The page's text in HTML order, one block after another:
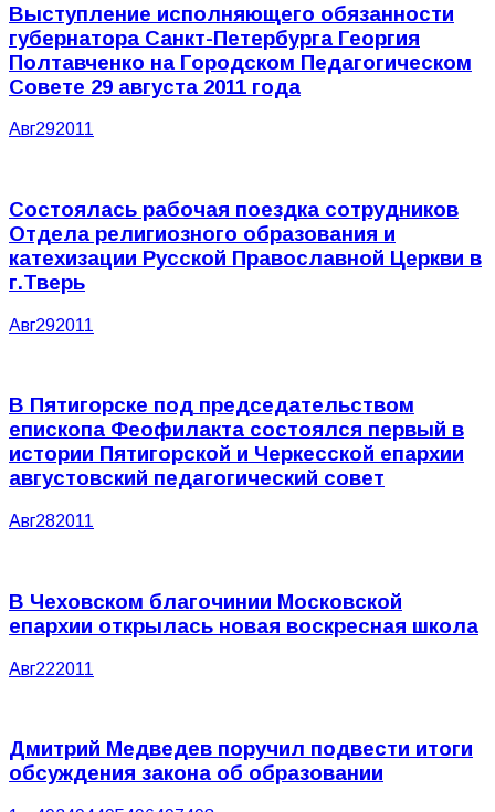
Выступление исполняющего обязанности
губернатора Санкт-Петербурга Георгия
Полтавченко на Городском Педагогическом
Совете 29 августа 2011 года
Авг292011
Состоялась рабочая поездка сотрудников
Отдела религиозного образования и
катехизации Русской Православной Церкви в
г.Тверь
Авг292011
В Пятигорске под председательством
епископа Феофилакта состоялся первый в
истории Пятигорской и Черкесской епархии
августовский педагогический совет
Авг282011
В Чеховском благочинии Московской
епархии открылась новая воскресная школа
Авг222011
Дмитрий Медведев поручил подвести итоги
обсуждения закона об образовании